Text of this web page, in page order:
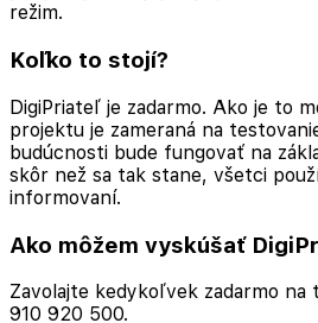
režim.
Koľko to stojí?
DigiPriateľ je zadarmo. Ako je to
projektu je zameraná na
budúcnosti bude fungovať na
skôr než sa tak stane, všetci
informovaní.
Ako môžem vyskúšať
Zavolajte kedykoľvek zadarmo
910 920 500.